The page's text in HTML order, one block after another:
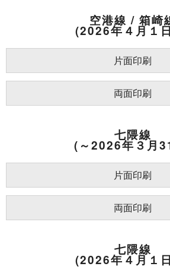
空港線 / 箱崎
(2026年４月１
片面印刷
両面印刷
七隈線
(～2026年３月
片面印刷
両面印刷
七隈線
(2026年４月１